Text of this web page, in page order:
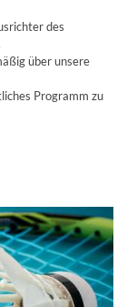
des
über unsere
Programm zu